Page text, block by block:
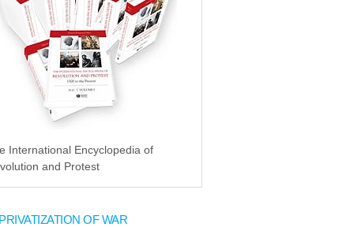
International Encyclopedia of
and Protest
OF WAR